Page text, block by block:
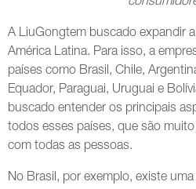
A LiuGongtem buscado expandir
América Latina. Para isso, a
países como Brasil, Chile,
Equador, Paraguai, Uruguai e
buscado entender os principais
todos esses países, que são
com todas as pessoas.
No Brasil, por exemplo, existe